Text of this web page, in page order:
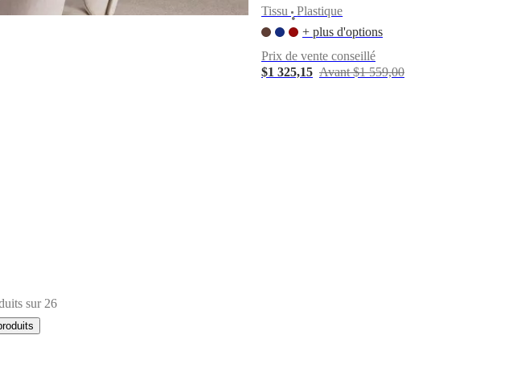
Tissu
•
Plastique
+ plus d'options
Prix de vente conseillé
$1 325,15 Avant $1 559,00
sur 26